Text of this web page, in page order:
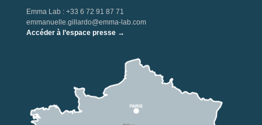
Emma Lab : +33 6 72 91 87 71
emmanuelle.gillardo@emma-lab.com
Accéder à l’espace presse →